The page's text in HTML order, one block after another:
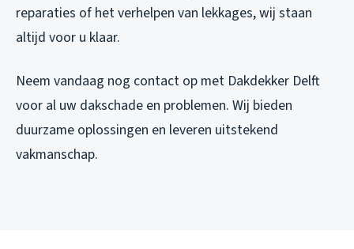
reparaties of het verhelpen van lekkages, wij staan
altijd voor u klaar.
Neem vandaag nog contact op met Dakdekker Delft
voor al uw dakschade en problemen. Wij bieden
duurzame oplossingen en leveren uitstekend
vakmanschap.